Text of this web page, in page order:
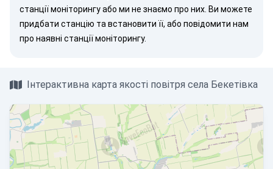
станції моніторингу або ми не знаємо про них. Ви можете
придбати станцію та встановити її, або повідомити нам
про наявні станції моніторингу.
Інтерактивна карта якості повітря села Бекетівка